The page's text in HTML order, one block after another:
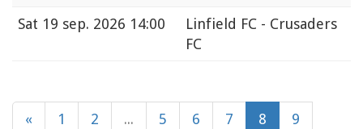
Sat 19 sep. 2026 14:00
Linfield FC - Crusaders
FC
« 1 2 ... 5 6 7 8 9